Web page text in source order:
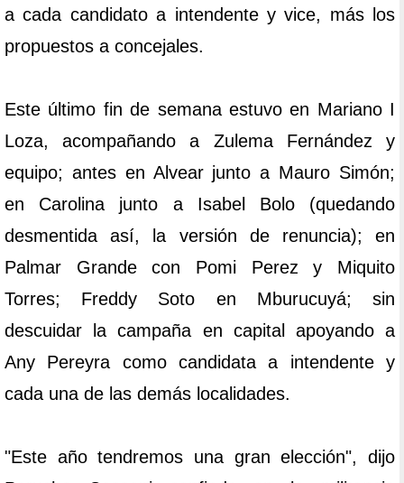
a cada candidato a intendente y vice, más los
propuestos a concejales.
Este último fin de semana estuvo en Mariano I
Loza, acompañando a Zulema Fernández y
equipo; antes en Alvear junto a Mauro Simón;
en Carolina junto a Isabel Bolo (quedando
desmentida así, la versión de renuncia); en
Palmar Grande con Pomi Perez y Miquito
Torres; Freddy Soto en Mburucuyá; sin
descuidar la campaña en capital apoyando a
Any Pereyra como candidata a intendente y
cada una de las demás localidades.
"Este año tendremos una gran elección", dijo